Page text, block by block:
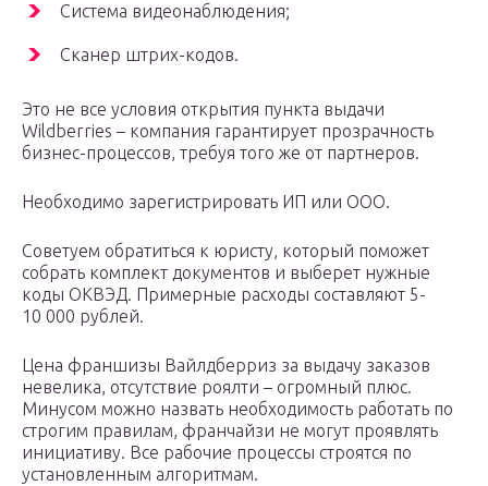
Система видеонаблюдения;
Сканер штрих-кодов.
Это не все условия открытия пункта выдачи
Wildberries – компания гарантирует прозрачность
бизнес-процессов, требуя того же от партнеров.
Необходимо зарегистрировать ИП или ООО.
Советуем обратиться к юристу, который поможет
собрать комплект документов и выберет нужные
коды ОКВЭД. Примерные расходы составляют 5-
10 000 рублей.
Цена франшизы Вайлдберриз за выдачу заказов
невелика, отсутствие роялти – огромный плюс.
Минусом можно назвать необходимость работать по
строгим правилам, франчайзи не могут проявлять
инициативу. Все рабочие процессы строятся по
установленным алгоритмам.